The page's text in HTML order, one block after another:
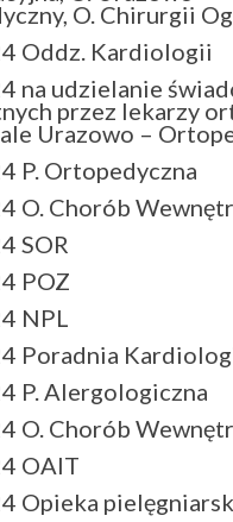
O. Chirurgii
Oddz. Kardiologii
na udzielanie
przez lekarzy
Urazowo –
P. Ortopedyczna
O. Chorób
SOR
POZ
NPL
Poradnia
P. Alergologiczna
O. Chorób
OAIT
Opieka